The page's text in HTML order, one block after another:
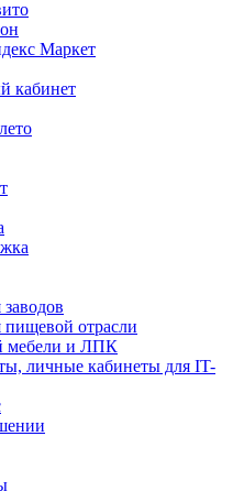
Маркет
кабинет
пищевой отрасли
мебели и ЛПК
личные кабинеты для IT-